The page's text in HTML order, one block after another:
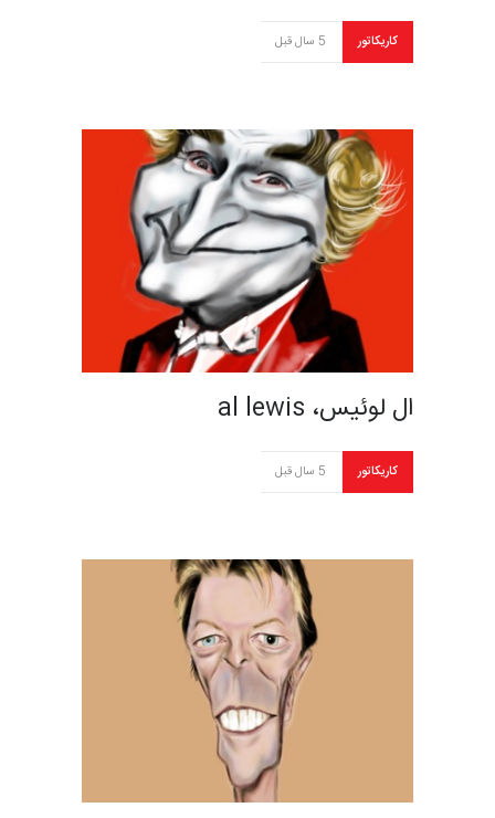
کاریکاتور 5 سال قبل
ال لوئیس، al lewis
کاریکاتور 5 سال قبل